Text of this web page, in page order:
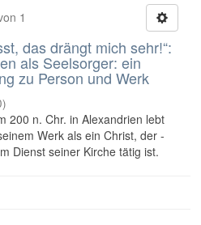
1
das drängt mich sehr!“:
als Seelsorger: ein
zu Person und Werk
)
200 n. Chr. in Alexandrien lebt
Werk als ein Christ, der -
Dienst seiner Kirche tätig ist.